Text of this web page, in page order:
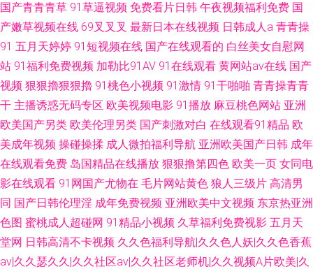
国产青青青草 91草逼视频 免费看片日韩 午夜视频福利免费 国
产嫩草视频在线 69叉叉叉 最新日本在线视频 日韩成人a 青青操
91 五月天婷婷 91短视频在线 国产在线观看的 白丝美女自慰网
站 91福利免费视频 加勒比91AV 91在线观看 黄网站av在线 国产
视频 狠狠擼狠狠擼 91桃色小视频 91激情 91干啪啪 青青操青青
干 主播诱惑无码专区 欧美视频电影 91播放 麻豆桃色网站 亚洲
欧美国产另类 欧美伦理另类 国产刺激对白 在线观看91精品 欧
美成年视频 操碰操揉 成人微拍福利导航 亚洲欧美国产日韩 成年
在线观看免费 岛国精品在线播放 狠狠撸第四色 欧美一页 女同电
影在线观看 91网国产尤物在 毛片网站黄色 狼人三级片 高清男
同 国产日韩伦理淫 成年免费视频 亚洲欧美中文视频 东京热亚洲
色图 蜜桃成人超碰网 91精品小视频 久草福利免费视影 五月天
堂网 日韩高清不卡视频 久久色福利导航|久久色人妖|久久色香蕉
av|久久瑟久久|久久社区av|久久社区老师机|久久视频A片欧美|久